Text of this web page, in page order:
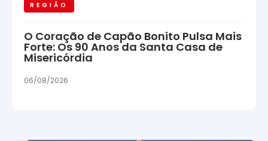
REGIÃO
O Coração de Capão Bonito Pulsa Mais
Forte: Os 90 Anos da Santa Casa de
Misericórdia
06/08/2026